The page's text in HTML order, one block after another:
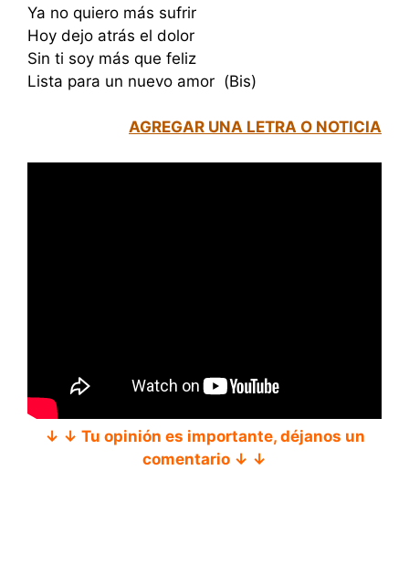
Ya no quiero más sufrir
Hoy dejo atrás el dolor
Sin ti soy más que feliz
Lista para un nuevo amor (Bis)
AGREGAR UNA LETRA O NOTICIA
↓ ↓ Tu opinión es importante, déjanos un
comentario ↓ ↓